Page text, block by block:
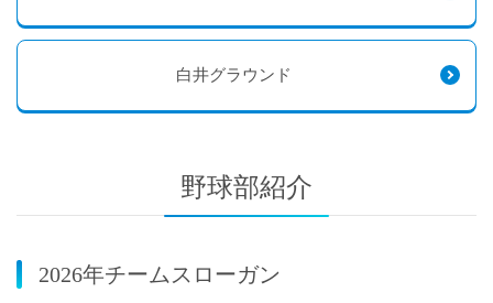
白井グラウンド
野球部紹介
2026年チームスローガン